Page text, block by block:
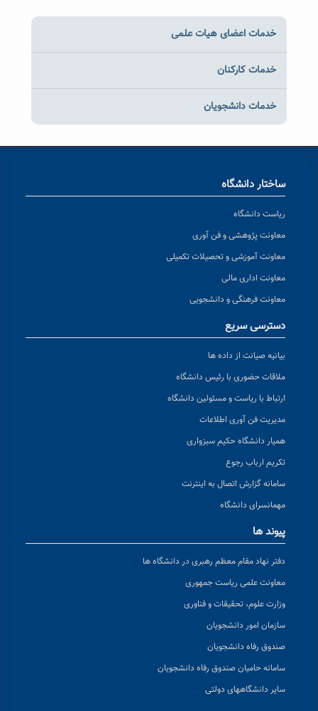
خدمات اعضای هیات علمی
خدمات کارکنان
خدمات دانشجویان
ساختار دانشگاه
ریاست دانشگاه
معاونت پژوهشی و فن آوری
معاونت آموزشی و تحصیلات تکمیلی
معاونت اداری مالی
معاونت فرهنگی و دانشجویی
دسترسی سریع
بیانیه صیانت از داده ها
ملاقات حضوری با رئیس دانشگاه
ارتباط با ریاست و مسئولین دانشگاه
مدیریت فن آوری اطلاعات
همیار دانشگاه حکیم سبزواری
تکریم ارباب رجوع
سامانه گزارش اتصال به اینترنت
مهمانسرای دانشگاه
پیوند ها
دفتر نهاد مقام معظم رهبری در دانشگاه ها
معاونت علمی ریاست جمهوری
وزارت علوم، تحقیقات و فناوری
سازمان امور دانشجویان
صندوق رفاه دانشجویان
سامانه حامیان صندوق رفاه دانشجویان
سایر دانشگاههای دولتی